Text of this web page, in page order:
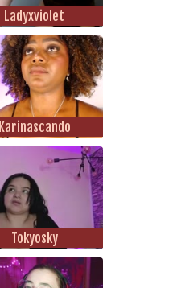
Ladyxviolet
Karinascando
Tokyosky